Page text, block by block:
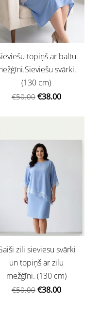
topiņš ar baltu
svārki.
(130 cm)
€50.00 €38.00
zili sieviesu svārki
un topiņš ar zilu
mežģīni. (130 cm)
€50.00 €38.00